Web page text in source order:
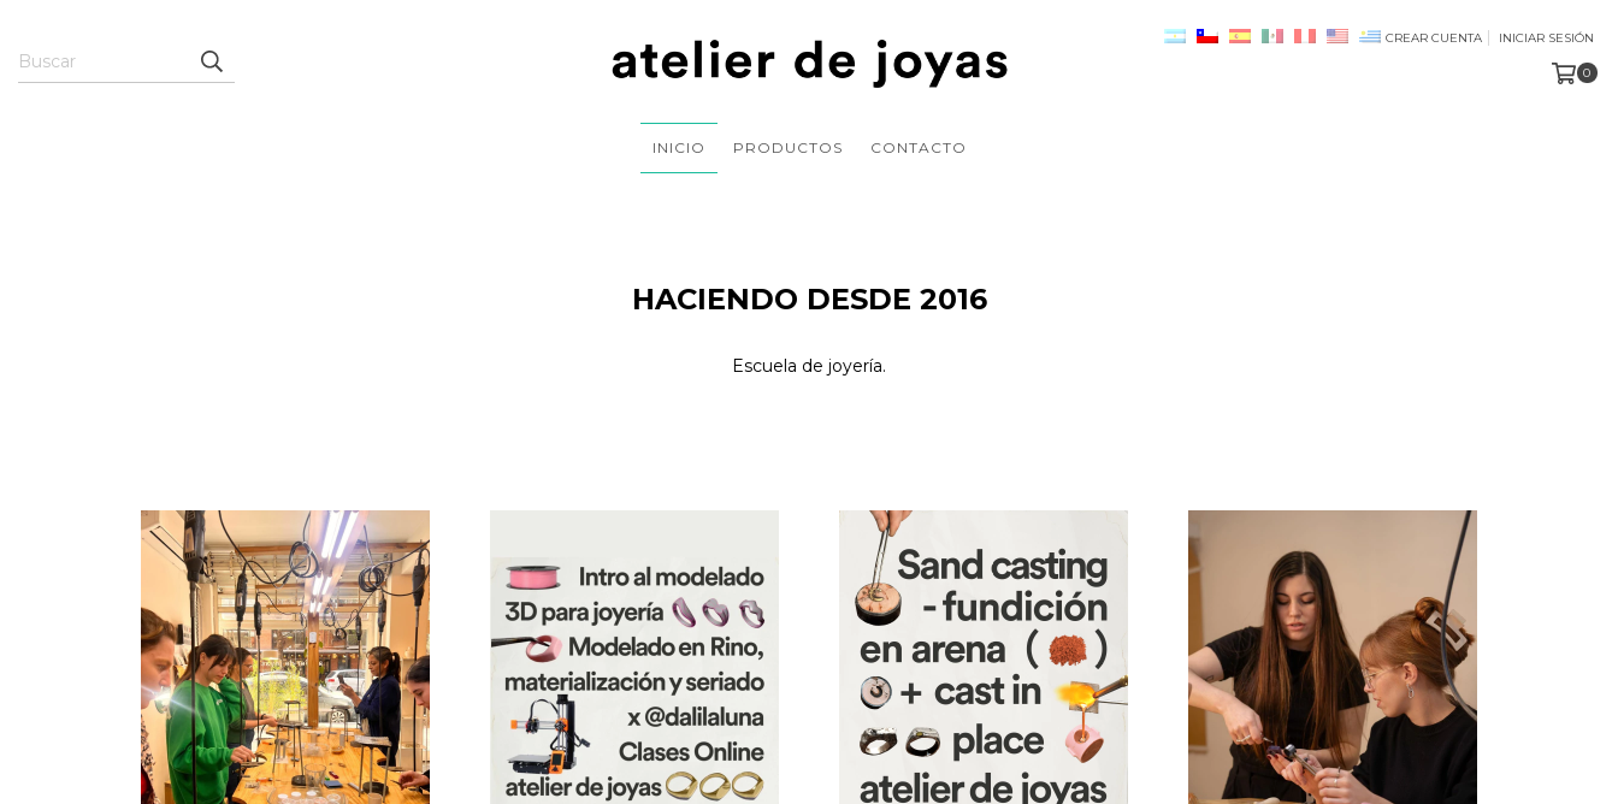
CREAR CUENTA INICIAR SESIÓN
0
INICIO PRODUCTOS CONTACTO
HACIENDO DESDE 2016
Escuela de joyería.